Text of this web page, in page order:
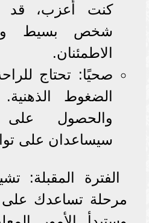
كنت أعزب، قد
شخص بسيط
الاطمئنان.
صحيًا: تحتاج
الضغوط
والحصول
سيساعدان على
الفترة المقبلة:
مرحلة تساعدك على